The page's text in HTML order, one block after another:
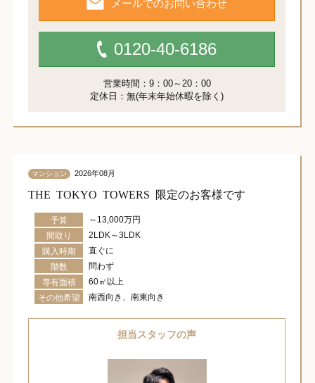
メールでのお問い合わせ
0120-40-6186
営業時間：9：00～20：00
定休日：無(年末年始休暇を除く)
マンション 2026年08月
THE TOKYO TOWERS 限定のお客様です
予算
～13,000万円
間取り
2LDK～3LDK
購入時期
直ぐに
階数
問わず
専有面積
60㎡以上
その他希望
南西向き、南東向き
担当スタッフの声